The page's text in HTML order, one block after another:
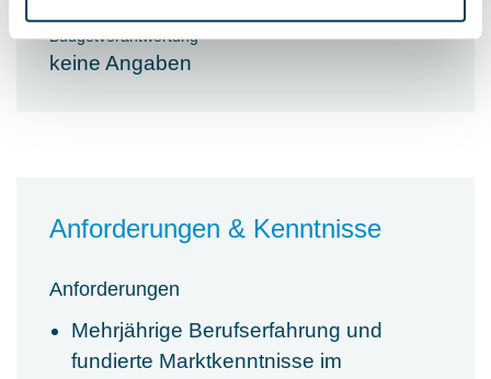
Budgetverantwortung
keine Angaben
Anforderungen & Kenntnisse
Anforderungen
Mehrjährige Berufserfahrung und
fundierte Marktkenntnisse im